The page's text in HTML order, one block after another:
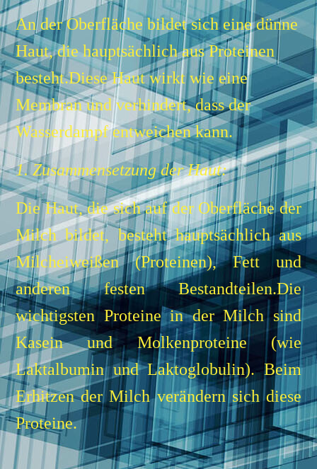
An der Oberfläche bildet sich eine dünne
Haut, die hauptsächlich aus Proteinen
besteht.Diese Haut wirkt wie eine
Membran und verhindert, dass der
Wasserdampf entweichen kann.
1. Zusammensetzung der Haut:
Die Haut, die sich auf der Oberfläche der
Milch bildet, besteht hauptsächlich aus
Milcheiweißen (Proteinen), Fett und
anderen festen Bestandteilen.Die
wichtigsten Proteine in der Milch sind
Kasein und Molkenproteine (wie
Laktalbumin und Laktoglobulin). Beim
Erhitzen der Milch verändern sich diese
Proteine.